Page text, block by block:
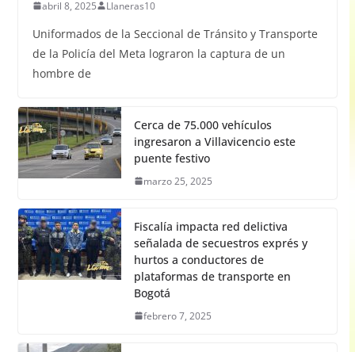
abril 8, 2025 Llaneras10
Uniformados de la Seccional de Tránsito y Transporte
de la Policía del Meta lograron la captura de un
hombre de
Cerca de 75.000 vehículos
ingresaron a Villavicencio este
puente festivo
marzo 25, 2025
Fiscalía impacta red delictiva
señalada de secuestros exprés y
hurtos a conductores de
plataformas de transporte en
Bogotá
febrero 7, 2025